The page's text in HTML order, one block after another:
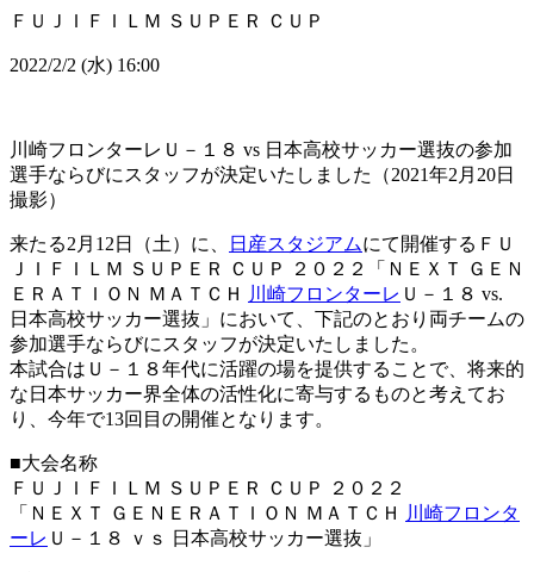
ＦＵＪＩＦＩＬＭ ＳＵＰＥＲ ＣＵＰ
2022/2/2 (水) 16:00
川崎フロンターレＵ－１８ vs 日本高校サッカー選抜の参加
選手ならびにスタッフが決定いたしました（2021年2月20日
撮影）
来たる2月12日（土）に、 日産スタジアムにて開催するＦＵ
ＪＩＦＩＬＭ ＳＵＰＥＲ ＣＵＰ ２０２２「ＮＥＸＴ ＧＥＮ
ＥＲＡＴＩＯＮ ＭＡＴＣＨ
川崎フロンターレ Ｕ－１８ vs.
日本高校サッカー選抜」において、下記のとおり両チームの
参加選手ならびにスタッフが決定いたしました。
本試合はＵ－１８年代に活躍の場を提供することで、将来的
な日本サッカー界全体の活性化に寄与するものと考えてお
り、今年で13回目の開催となります。
■大会名称
ＦＵＪＩＦＩＬＭ ＳＵＰＥＲ ＣＵＰ ２０２２
「ＮＥＸＴ ＧＥＮＥＲＡＴＩＯＮ ＭＡＴＣＨ
川崎フロンタ
ーレ Ｕ－１８ ｖｓ 日本高校サッカー選抜」